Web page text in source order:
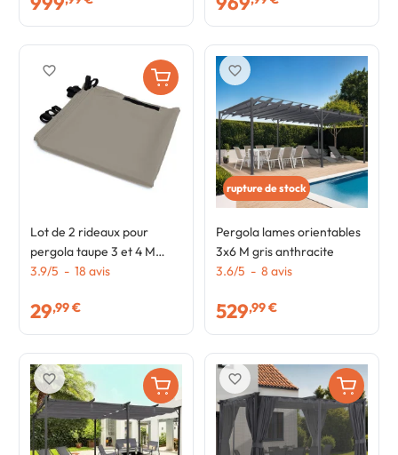
Lot de 2 rideaux pour
pergola taupe 3 et 4 M
panneaux muraux avec
3.9/5 - 18 avis
29,99 €
favorite_border
rupture de stock
Pergola lames orientables
3x6 M gris anthracite
3.6/5 - 8 avis
529,99 €
favorite_border
favorite_border favorite_border